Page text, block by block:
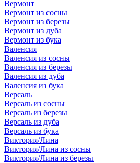
Вермонт
Вермонт из сосны
Вермонт из березы
Вермонт из дуба
Вермонт из бука
Валенсия
Валенсия из сосны
Валенсия из березы
Валенсия из дуба
Валенсия из бука
Версаль
Версаль из сосны
Версаль из березы
Версаль из дуба
Версаль из бука
Виктория/Лина
Виктория/Лина из сосны
Виктория/Лина из березы